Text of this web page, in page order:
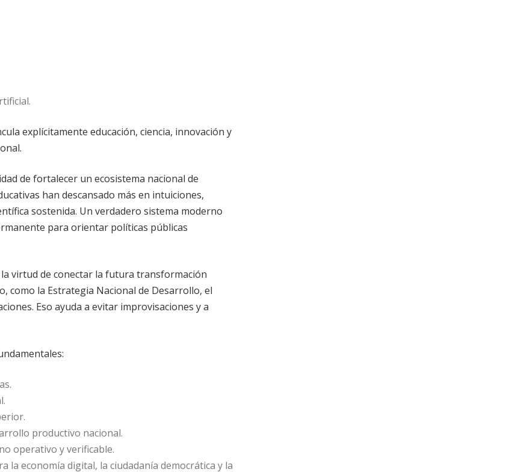
explícitamente educación, ciencia, innovación y
de fortalecer un ecosistema nacional de
han descansado más en intuiciones,
sostenida. Un verdadero sistema moderno
para orientar políticas públicas
virtud de conectar la futura transformación
como la Estrategia Nacional de Desarrollo, el
Eso ayuda a evitar improvisaciones y a
productivo nacional.
operativo y verificable.
economía digital, la ciudadanía democrática y la